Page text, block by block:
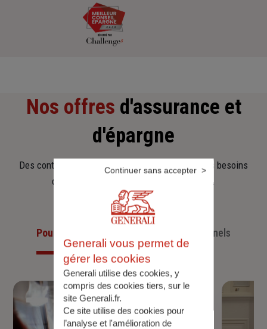
Nos offres d'assurance et
d'épargne
Des contrats clairs et flexibles pour sécuriser vos besoins
d’aujourd’hui et anticiper ceux de demain.
Pour les particuliers Pour les professionnels
Generali vous permet de
gérer les cookies
Generali utilise des cookies, y
compris des cookies tiers, sur le
site Generali.fr.
Ce site utilise des cookies pour
l’analyse et l'amélioration de
Continuer sans accepter